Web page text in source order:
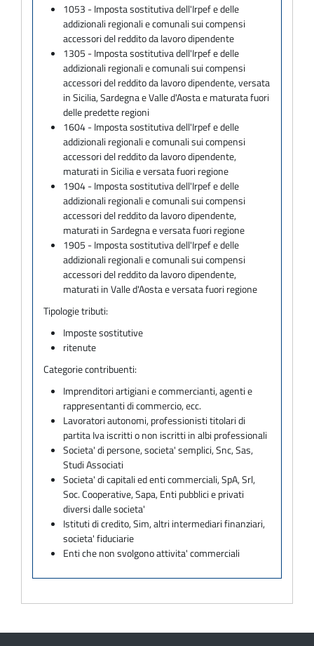
1053 - Imposta sostitutiva dell'Irpef e delle
addizionali regionali e comunali sui compensi
accessori del reddito da lavoro dipendente
1305 - Imposta sostitutiva dell'Irpef e delle
addizionali regionali e comunali sui compensi
accessori del reddito da lavoro dipendente, versata
in Sicilia, Sardegna e Valle d'Aosta e maturata fuori
delle predette regioni
1604 - Imposta sostitutiva dell'Irpef e delle
addizionali regionali e comunali sui compensi
accessori del reddito da lavoro dipendente,
maturati in Sicilia e versata fuori regione
1904 - Imposta sostitutiva dell'Irpef e delle
addizionali regionali e comunali sui compensi
accessori del reddito da lavoro dipendente,
maturati in Sardegna e versata fuori regione
1905 - Imposta sostitutiva dell'Irpef e delle
addizionali regionali e comunali sui compensi
accessori del reddito da lavoro dipendente,
maturati in Valle d'Aosta e versata fuori regione
Tipologie tributi:
Imposte sostitutive
ritenute
Categorie contribuenti:
Imprenditori artigiani e commercianti, agenti e
rappresentanti di commercio, ecc.
Lavoratori autonomi, professionisti titolari di
partita Iva iscritti o non iscritti in albi professionali
Societa' di persone, societa' semplici, Snc, Sas,
Studi Associati
Societa' di capitali ed enti commerciali, SpA, Srl,
Soc. Cooperative, Sapa, Enti pubblici e privati
diversi dalle societa'
Istituti di credito, Sim, altri intermediari finanziari,
societa' fiduciarie
Enti che non svolgono attivita' commerciali